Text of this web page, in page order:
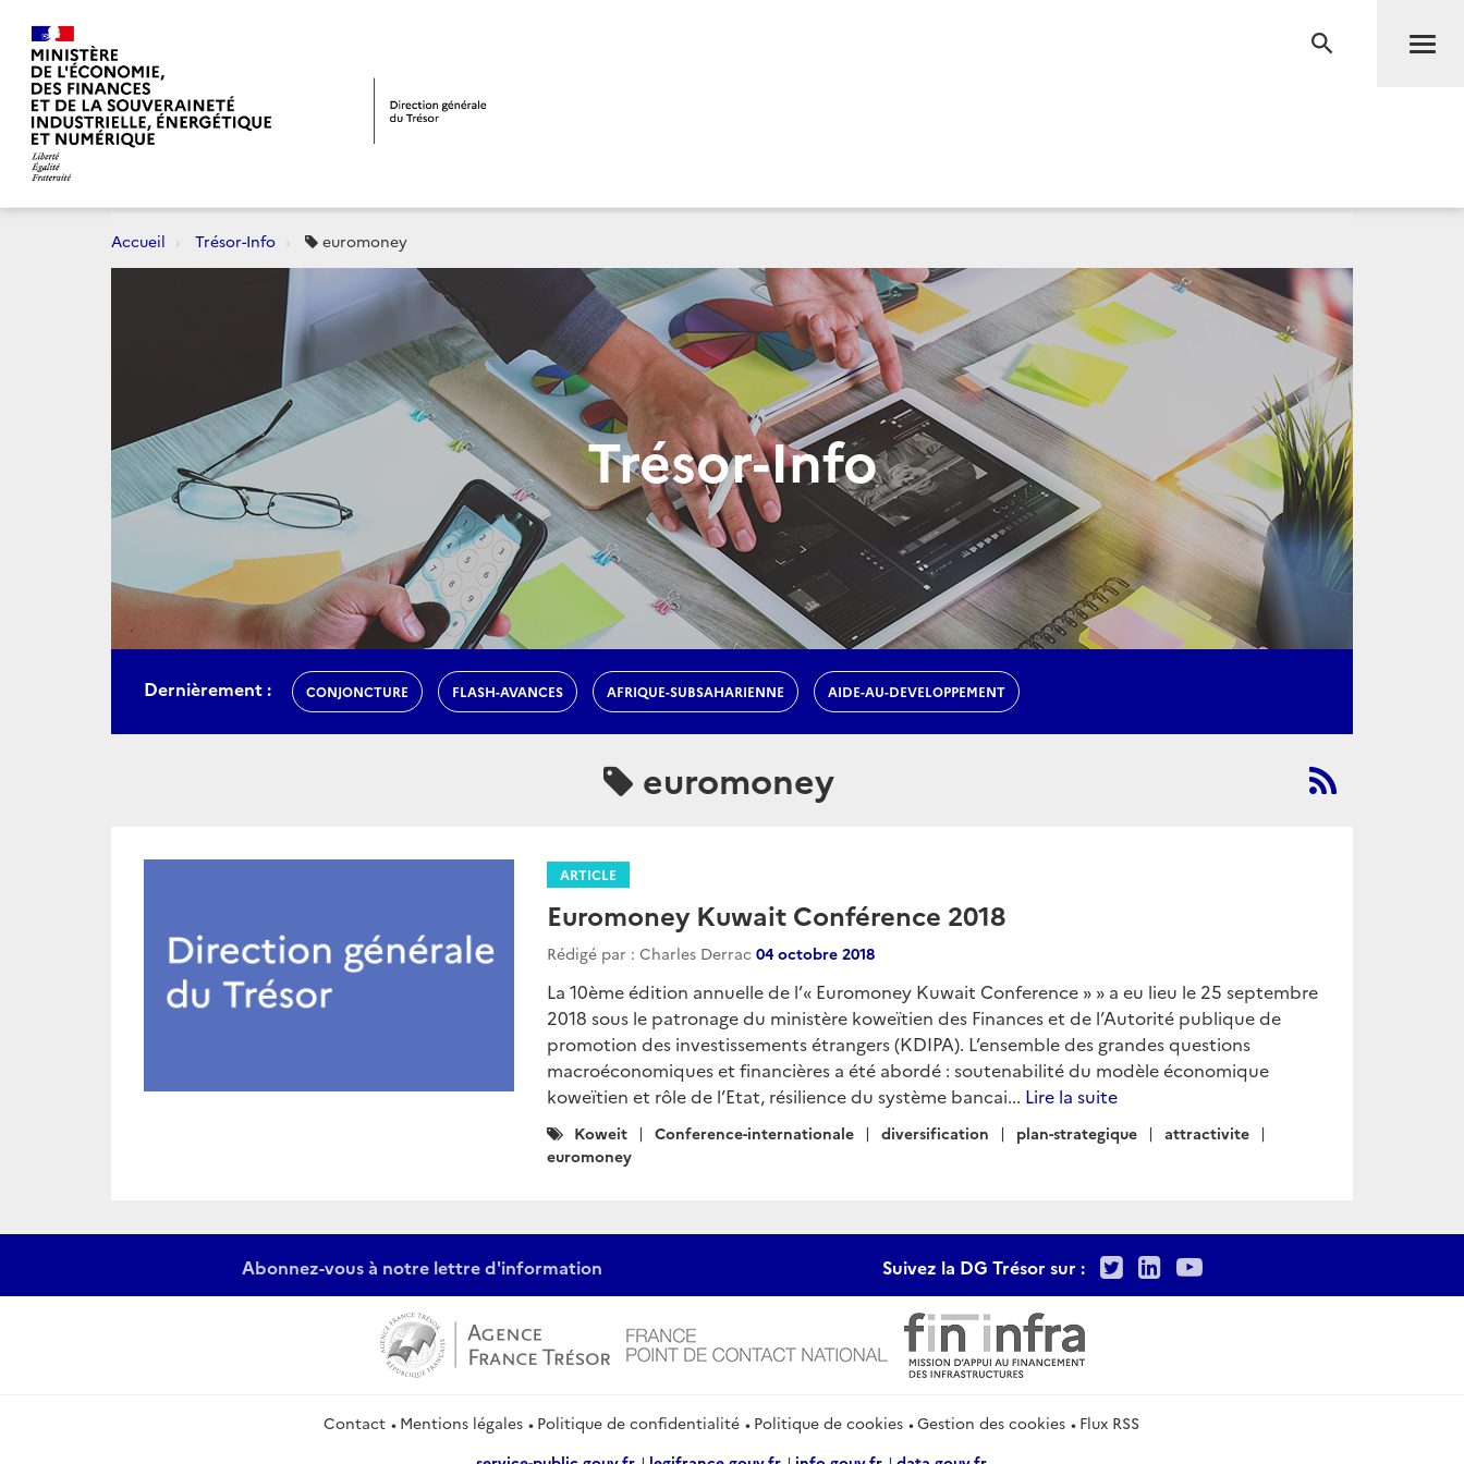
RECHERCHE
Accueil Trésor-Info euromoney
Trésor-Info
Dernièrement : CONJONCTURE FLASH-AVANCES AFRIQUE-SUBSAHARIENNE AIDE-AU-DEVELOPPEMENT
euromoney
ARTICLE
Euromoney Kuwait Conférence 2018
Rédigé par : Charles Derrac 04 octobre 2018
La 10ème édition annuelle de l’« Euromoney Kuwait Conference » » a eu lieu le 25 septembre
2018 sous le patronage du ministère koweïtien des Finances et de l’Autorité publique de
promotion des investissements étrangers (KDIPA). L’ensemble des grandes questions
macroéconomiques et financières a été abordé : soutenabilité du modèle économique
koweïtien et rôle de l’Etat, résilience du système bancai... Lire la suite
Catégories
:
Koweit Conference-internationale diversification plan-strategique
attractivite
euromoney
Abonnez-vous à notre lettre d'information Suivez la DG Trésor sur : TwitterLinkedIn
Youtube
Contact Mentions légales Politique de confidentialité Politique de cookies Gestion des cookies
Flux RSS